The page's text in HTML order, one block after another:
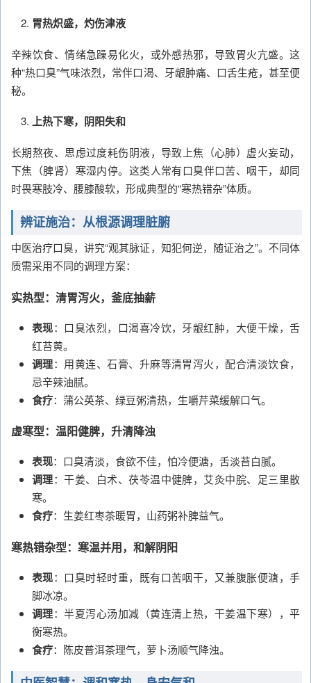
胃热炽盛，灼伤津液
辛辣饮食、情绪急躁易化火，或外感热邪，导致胃火亢盛。这
种“热口臭”气味浓烈，常伴口渴、牙龈肿痛、口舌生疮，甚至便
秘。
上热下寒，阴阳失和
长期熬夜、思虑过度耗伤阴液，导致上焦（心肺）虚火妄动，
下焦（脾肾）寒湿内停。这类人常有口臭伴口苦、咽干，却同
时畏寒肢冷、腰膝酸软，形成典型的“寒热错杂”体质。
辨证施治：从根源调理脏腑
中医治疗口臭，讲究“观其脉证，知犯何逆，随证治之”。不同体
质需采用不同的调理方案：
实热型：清胃泻火，釜底抽薪
表现：口臭浓烈，口渴喜冷饮，牙龈红肿，大便干燥，舌
红苔黄。
调理：用黄连、石膏、升麻等清胃泻火，配合清淡饮食，
忌辛辣油腻。
食疗：蒲公英茶、绿豆粥清热，生嚼芹菜缓解口气。
虚寒型：温阳健脾，升清降浊
表现：口臭清淡，食欲不佳，怕冷便溏，舌淡苔白腻。
调理：干姜、白术、茯苓温中健脾，艾灸中脘、足三里散
寒。
食疗：生姜红枣茶暖胃，山药粥补脾益气。
寒热错杂型：寒温并用，和解阴阳
表现：口臭时轻时重，既有口苦咽干，又兼腹胀便溏，手
脚冰凉。
调理：半夏泻心汤加减（黄连清上热，干姜温下寒），平
衡寒热。
食疗：陈皮普洱茶理气，萝卜汤顺气降浊。